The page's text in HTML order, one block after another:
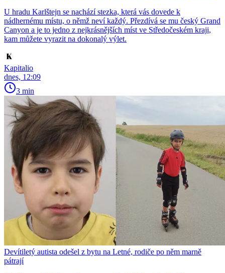
U hradu Karlštejn se nachází stezka, která vás dovede k
nádhernému místu, o němž neví každý. Přezdívá se mu český Grand
Canyon a je to jedno z nejkrásnějších míst ve Středočeském kraji,
kam můžete vyrazit na dokonalý výlet.
Kapitalio
dnes, 12:09
3 min
Devítiletý autista odešel z bytu na Letné, rodiče po něm marně
pátrají